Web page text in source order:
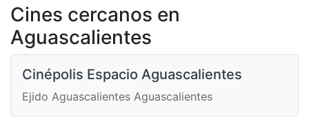
Cines cercanos en
Aguascalientes
Cinépolis Espacio Aguascalientes
Ejido Aguascalientes Aguascalientes